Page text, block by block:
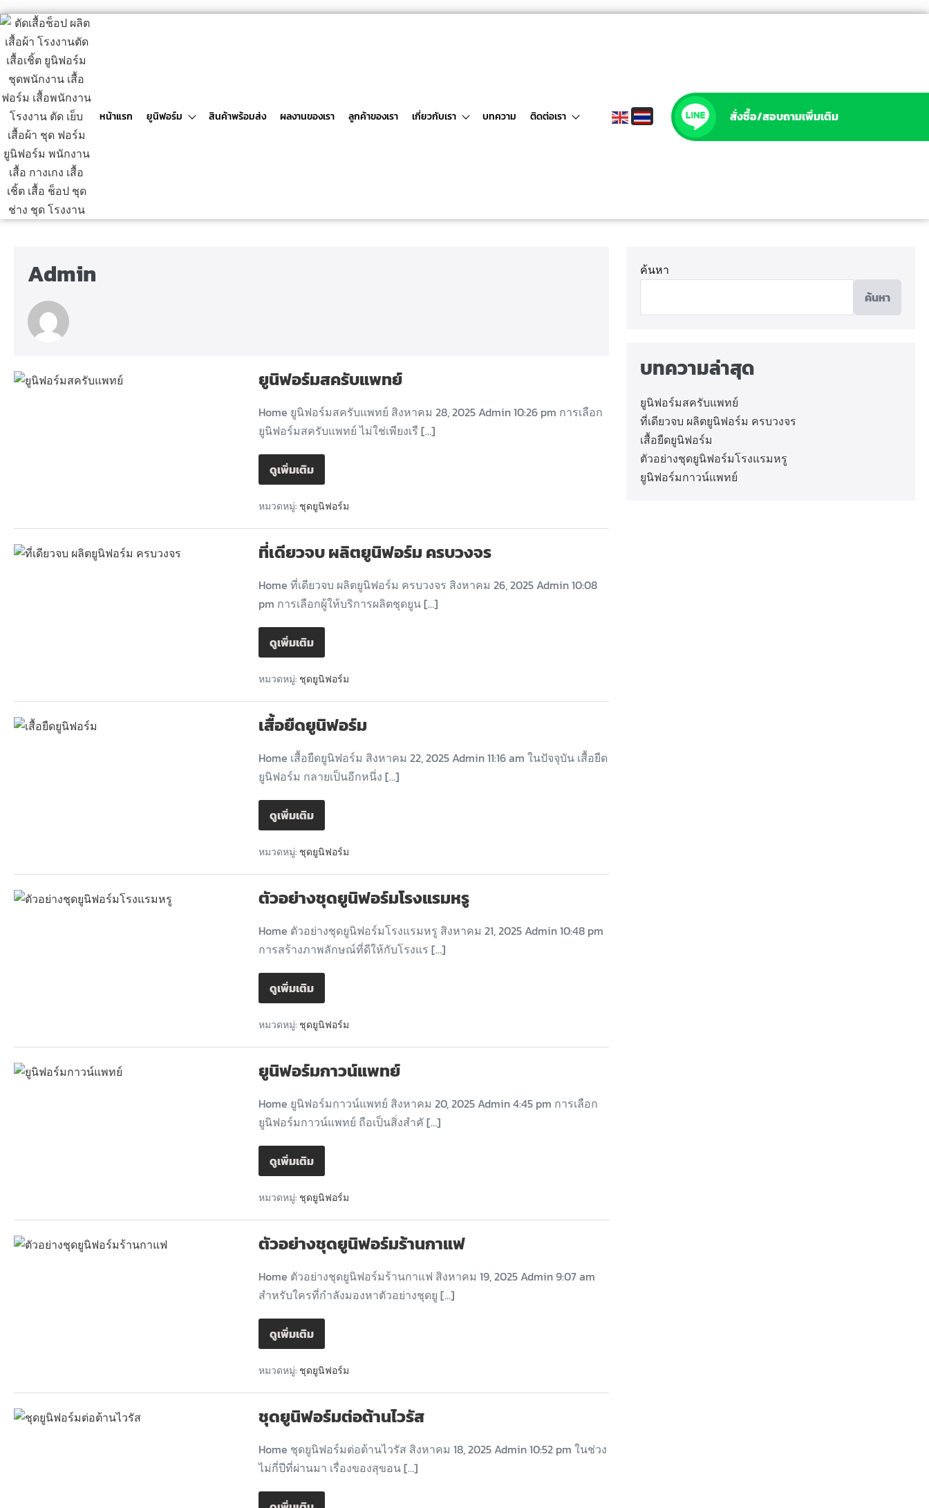
หน้าแรก ยูนิฟอร์ม สินค้าพร้อมส่ง ผลงานของเรา ลูกค้าของเรา เกี่ยวกับเรา บทความ ติดต่อเรา สั่งซื้อ/สอบถามเพิ่มเติม
Admin
ยูนิฟอร์มสครับแพทย์
Home ยูนิฟอร์มสครับแพทย์ สิงหาคม 28, 2025 Admin 10:26 pm การเลือก
ยูนิฟอร์มสครับแพทย์ ไม่ใช่เพียงเรื […]
ดูเพิ่มเติม
หมวดหมู่: ชุดยูนิฟอร์ม
ที่เดียวจบ ผลิตยูนิฟอร์ม ครบวงจร
Home ที่เดียวจบ ผลิตยูนิฟอร์ม ครบวงจร สิงหาคม 26, 2025 Admin 10:08
pm การเลือกผู้ให้บริการผลิตชุดยูน […]
ดูเพิ่มเติม
หมวดหมู่: ชุดยูนิฟอร์ม
เสื้อยืดยูนิฟอร์ม
Home เสื้อยืดยูนิฟอร์ม สิงหาคม 22, 2025 Admin 11:16 am ในปัจจุบัน เสื้อยืด
ยูนิฟอร์ม กลายเป็นอีกหนึ่ง […]
ดูเพิ่มเติม
หมวดหมู่: ชุดยูนิฟอร์ม
ตัวอย่างชุดยูนิฟอร์มโรงแรมหรู
Home ตัวอย่างชุดยูนิฟอร์มโรงแรมหรู สิงหาคม 21, 2025 Admin 10:48 pm
การสร้างภาพลักษณ์ที่ดีให้กับโรงแร […]
ดูเพิ่มเติม
หมวดหมู่: ชุดยูนิฟอร์ม
ยูนิฟอร์มกาวน์แพทย์
Home ยูนิฟอร์มกาวน์แพทย์ สิงหาคม 20, 2025 Admin 4:45 pm การเลือก
ยูนิฟอร์มกาวน์แพทย์ ถือเป็นสิ่งสำคั […]
ดูเพิ่มเติม
หมวดหมู่: ชุดยูนิฟอร์ม
ตัวอย่างชุดยูนิฟอร์มร้านกาแฟ
Home ตัวอย่างชุดยูนิฟอร์มร้านกาแฟ สิงหาคม 19, 2025 Admin 9:07 am
สำหรับใครที่กำลังมองหาตัวอย่างชุดยู […]
ดูเพิ่มเติม
หมวดหมู่: ชุดยูนิฟอร์ม
ชุดยูนิฟอร์มต่อต้านไวรัส
Home ชุดยูนิฟอร์มต่อต้านไวรัส สิงหาคม 18, 2025 Admin 10:52 pm ในช่วง
ไม่กี่ปีที่ผ่านมา เรื่องของสุขอน […]
ค้นหา
ค้นหา
บทความล่าสุด
ยูนิฟอร์มสครับแพทย์
ที่เดียวจบ ผลิตยูนิฟอร์ม ครบวงจร
เสื้อยืดยูนิฟอร์ม
ตัวอย่างชุดยูนิฟอร์มโรงแรมหรู
ยูนิฟอร์มกาวน์แพทย์